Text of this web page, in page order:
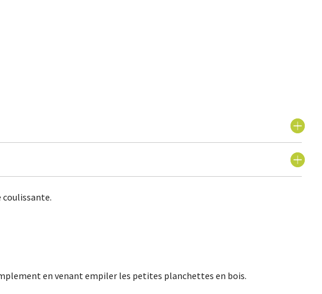
coulissante.
en venant empiler les petites planchettes en bois.